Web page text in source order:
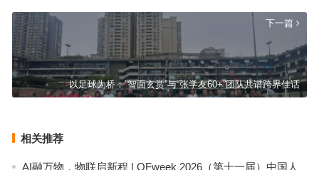
下一篇
以足球为桥：”智面玄赏”与“张学友60+”团队共谱跨界佳话
相关推荐
AI融万物，物联启新程 | OFweek 2026（第十一届）中国人